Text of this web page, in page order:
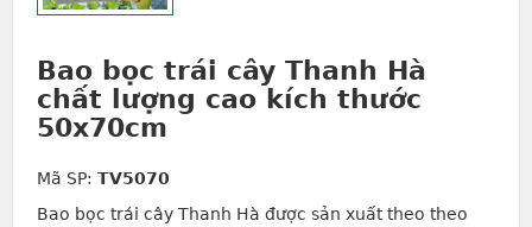
Bao bọc trái cây Thanh Hà
chất lượng cao kích thước
50x70cm
Mã SP: TV5070
Bao bọc trái cây Thanh Hà được sản xuất theo theo